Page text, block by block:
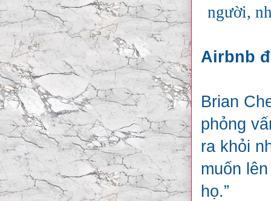
người,
Airbnb
Brian
phỏng
ra khỏi
muốn
họ.”